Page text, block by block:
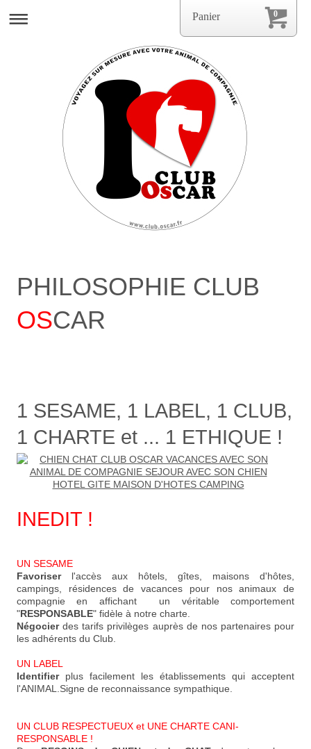
PHILOSOPHIE CLUB
OSCAR
1 SESAME, 1 LABEL, 1 CLUB,
1 CHARTE et ... 1 ETHIQUE !
INEDIT !
UN SESAME
Favoriserl'accès aux hôtels, gîtes, maisons d'hôtes,
campings, résidences de vacances pour nos animaux de
compagnie en affichant un véritable comportement
"RESPONSABLE" fidèle à notre charte.
Négocierdes tarifs privilèges auprès de nos partenaires pour
les adhérents du Club.
UN LABEL
Identifierplus facilement les établissements qui acceptent
l'ANIMAL.Signe de reconnaissance sympathique.
UN CLUB RESPECTUEUX et UNE CHARTE CANI-
RESPONSABLE !
0
Panier